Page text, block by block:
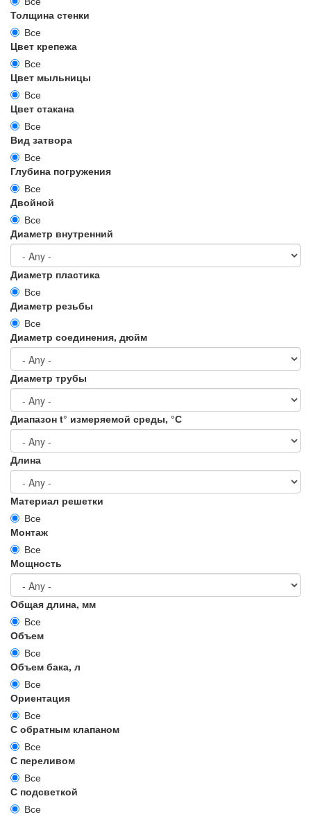
Толщина стенки
Все
Цвет крепежа
Все
Цвет мыльницы
Все
Цвет стакана
Все
Вид затвора
Все
Глубина погружения
Все
Двойной
Все
Диаметр внутренний
Диаметр пластика
Все
Диаметр резьбы
Все
Диаметр соединения, дюйм
Диаметр трубы
Диапазон t° измеряемой среды, °С
Длина
Материал решетки
Все
Монтаж
Все
Мощность
Общая длина, мм
Все
Объем
Все
Объем бака, л
Все
Ориентация
Все
С обратным клапаном
Все
С переливом
Все
С подсветкой
Все